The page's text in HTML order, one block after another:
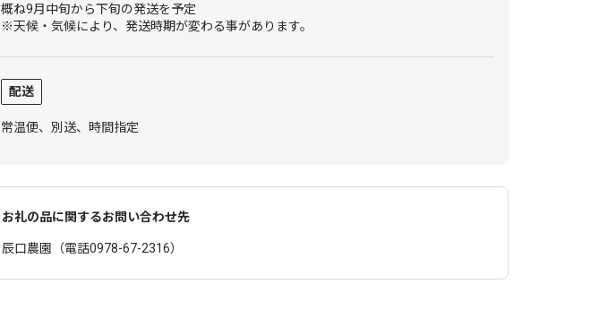
概ね9月中旬から下旬の発送を予定
※天候・気候により、発送時期が変わる事があります。
配送
常温便、別送、時間指定
お礼の品に関するお問い合わせ先
辰口農園（電話0978-67-2316）